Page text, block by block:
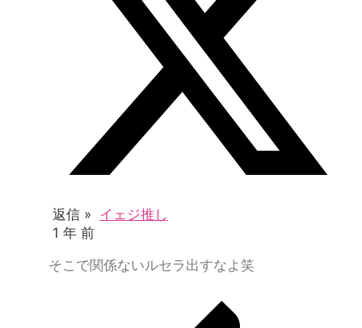
返信 » イェジ推し
1 年 前
そこで関係ないルセラ出すなよ笑